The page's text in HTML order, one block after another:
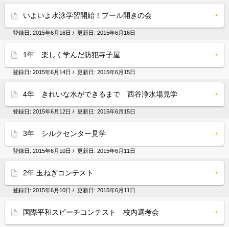
いよいよ水泳学習開始！プール開きの会
登録日: 2015年6月16日 / 更新日: 2015年6月16日
1年 楽しく学んだ防犯寺子屋
登録日: 2015年6月14日 / 更新日: 2015年6月15日
4年 きれいな水ができるまで 西谷浄水場見学
登録日: 2015年6月12日 / 更新日: 2015年6月15日
3年 シルクセンター見学
登録日: 2015年6月10日 / 更新日: 2015年6月11日
2年 玉ねぎコンテスト
登録日: 2015年6月10日 / 更新日: 2015年6月11日
国際平和スピーチコンテスト 校内選考会